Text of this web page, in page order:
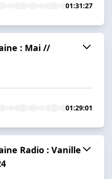
01:31:27
: Mai //
01:29:01
Radio : Vanille